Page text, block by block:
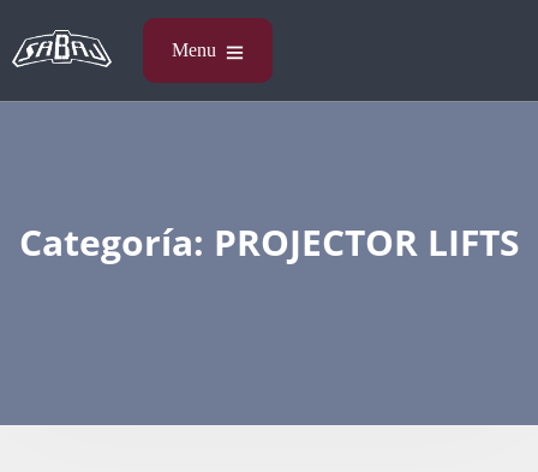
Categoría: PROJECTOR LIFTS